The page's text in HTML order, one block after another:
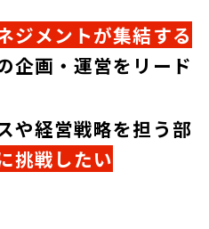
ジメントが集結する
企画・運営をリード
や経営戦略を担う部
挑戦したい